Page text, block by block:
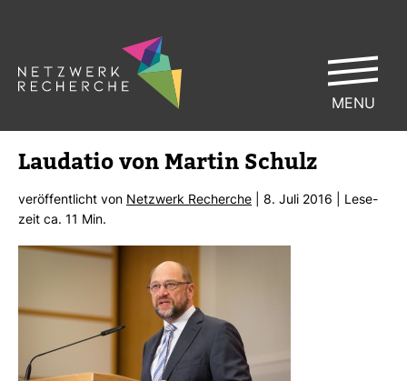
Lau­datio von Martin Schulz
ver­öf­fent­licht von Netz­werk Recherche | 8. Juli 2016 | Lese­
zeit ca. 11 Min.
MENU